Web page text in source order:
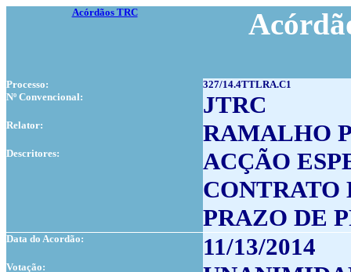
Acórdãos TRC
Processo:
327/14.4TTLRA.C1
Nº Convencional:
JTRC
Relator: RAMALHO
Descritores:
ACÇÃO
CONTRATO
PRAZO DE
Data do Acordão: 11/13/2014
Votação: